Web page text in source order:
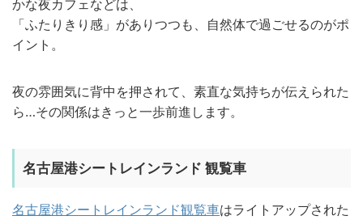
かな夜カフェなどは、
「ふたりきり感」がありつつも、自然体で過ごせるのがポ
イント。
夜の雰囲気に背中を押されて、素直な気持ちが伝えられた
ら…その関係はきっと一歩前進します。
名古屋港シートレインランド 観覧車
名古屋港シートレインランド観覧車はライトアップされた